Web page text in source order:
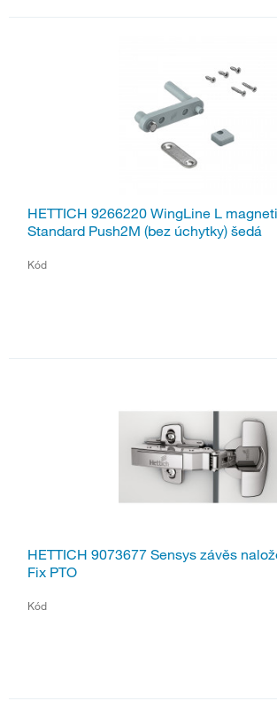
HETTICH 9266220 WingLine L
Standard Push2M (bez úchytky) šedá
Kód
HETTICH 9073677 Sensys závěs
Fix PTO
Kód